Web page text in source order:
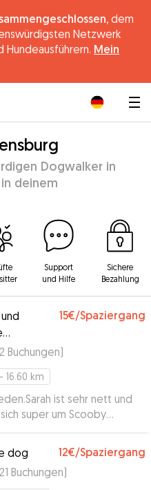
dem
Netzwerk
Hundeausführern. Mein
Dogwalker in
deinem
Support
und Hilfe
Sichere
Bezahlung
15€/Spaziergang
2 Buchungen)
- 16.60 km
ist sehr nett und
super um Scooby
dog 12€/Spaziergang
21 Buchungen)